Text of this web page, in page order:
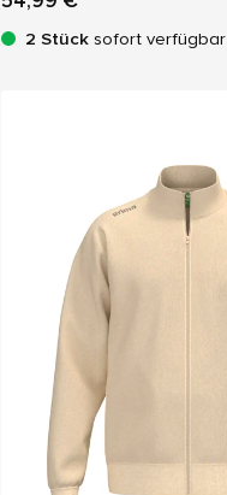
2 Stücksofort verfügbar